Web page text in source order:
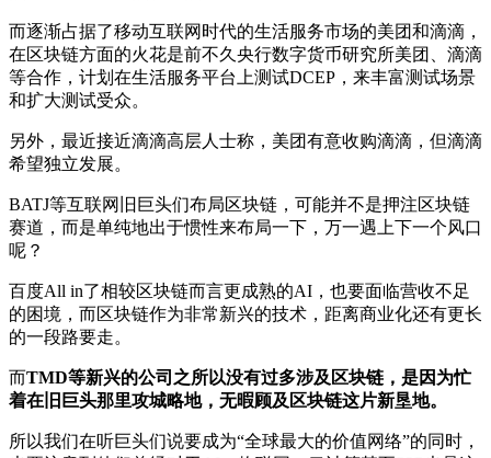
而逐渐占据了移动互联网时代的生活服务市场的美团和滴滴，
在区块链方面的火花是前不久央行数字货币研究所美团、滴滴
等合作，计划在生活服务平台上测试DCEP，来丰富测试场景
和扩大测试受众。
另外，最近接近滴滴高层人士称，美团有意收购滴滴，但滴滴
希望独立发展。
BATJ等互联网旧巨头们布局区块链，可能并不是押注区块链
赛道，而是单纯地出于惯性来布局一下，万一遇上下一个风口
呢？
百度All in了相较区块链而言更成熟的AI，也要面临营收不足
的困境，而区块链作为非常新兴的技术，距离商业化还有更长
的一段路要走。
而TMD等新兴的公司之所以没有过多涉及区块链，是因为忙
着在旧巨头那里攻城略地，无暇顾及区块链这片新垦地。
所以我们在听巨头们说要成为“全球最大的价值网络”的同时，